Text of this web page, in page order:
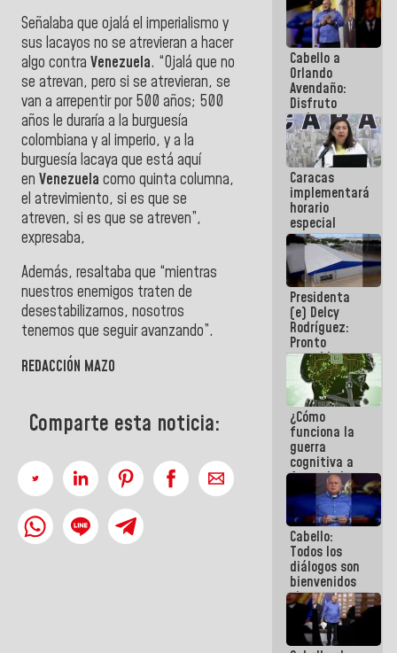
Señalaba que ojalá el imperialismo y
sus lacayos no se atrevieran a hacer
algo contra Venezuela. “Ojalá que no
se atrevan, pero si se atrevieran, se
van a arrepentir por 500 años; 500
años le duraría a la burguesía
colombiana y al imperio, y a la
burguesía lacaya que está aquí
en Venezuela como quinta columna,
el atrevimiento, si es que se
atreven, si es que se atreven”,
expresaba,
Además, resaltaba que “mientras
nuestros enemigos traten de
desestabilizarnos, nosotros
tenemos que seguir avanzando”.
REDACCIÓN MAZO
Comparte esta noticia:
Cabello a
Orlando
Avendaño:
Disfruto
cada vez
que escribes
porque lo
que haces
es
embarrarla
Caracas
implementará
horario
especial
para
adaptarse
al plan de
ahorro
energético
Presidenta
(e) Delcy
Rodríguez:
Pronto
restableceremos
las
operaciones
en el
Aeropuerto
Internacional
de
Maiquetía
¿Cómo
funciona la
guerra
cognitiva a
favor de la
narrativa
hegemónica?
(1)
Cabello:
Todos los
diálogos son
bienvenidos
siempre que
estén en el
marco de la
Constitución